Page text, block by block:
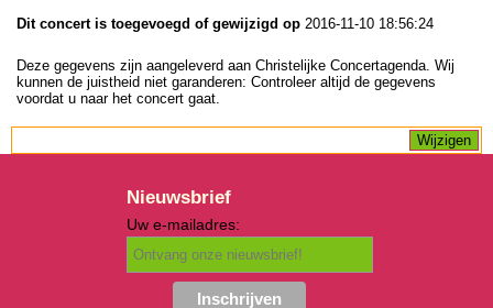
Dit concert is toegevoegd of gewijzigd op 2016-11-10 18:56:24
Deze gegevens zijn aangeleverd aan Christelijke Concertagenda. Wij
kunnen de juistheid niet garanderen: Controleer altijd de gegevens
voordat u naar het concert gaat.
Nieuwsbrief
Uw e-mailadres: